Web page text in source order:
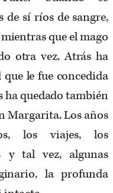
de sí ríos de sangre,
que el mago
otra vez. Atrás ha
le fue concedida
ha quedado también
Margarita. Los años
los viajes, los
y tal vez, algunas
la profunda